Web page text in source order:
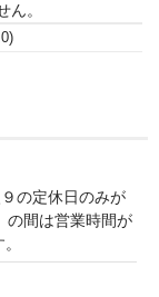
ん。
の定休日のみが
の間は営業時間が